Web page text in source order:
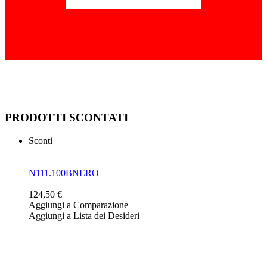
PRODOTTI SCONTATI
Sconti
N111.100BNERO
124,50 €
Aggiungi a Comparazione
Aggiungi a Lista dei Desideri